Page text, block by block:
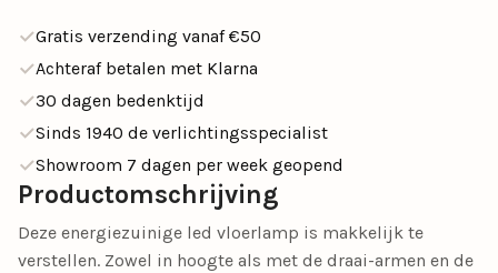
Gratis verzending vanaf €50
Achteraf betalen met Klarna
30 dagen bedenktijd
Sinds 1940 de verlichtingsspecialist
Showroom 7 dagen per week geopend
Productomschrijving
Deze energiezuinige led vloerlamp is makkelijk te
verstellen. Zowel in hoogte als met de draai-armen en de